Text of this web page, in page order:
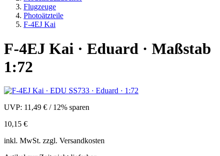
Flugzeuge
Photoätzteile
F-4EJ Kai
F-4EJ Kai · Eduard · Maßstab
1:72
UVP: 11,49 € / 12% sparen
10,15 €
inkl. MwSt. zzgl. Versandkosten